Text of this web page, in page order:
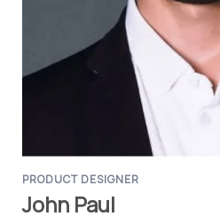
PRODUCT DESIGNER
John Paul